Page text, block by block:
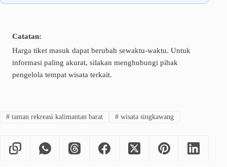
Catatan:
Harga tiket masuk dapat berubah sewaktu-waktu. Untuk
informasi paling akurat, silakan menghubungi pihak
pengelola tempat wisata terkait.
#taman rekreasi kalimantan barat #wisata singkawang